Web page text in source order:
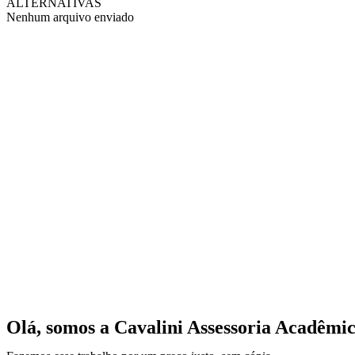
ALTERNATIVAS
Nenhum arquivo enviado
Olá, somos a Cavalini Assessoria